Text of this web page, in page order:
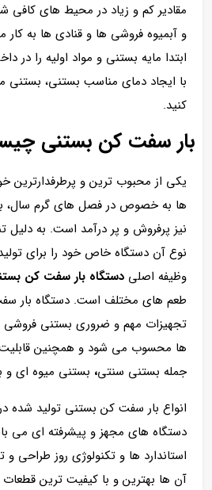
مقادیر کم و زیاد در محیط های کافی
و آبمیوه فروشی ها و قنادی ها به
ابتدا مایه بستنی و مواد اولیه را
با ایجاد دمای مناسب بستنی، بستنی
کنید.
بار سفت کن بستنی
یکی از محبوب ترین و پرطرفدارترین
ها به خصوص در فصل های گرم سال،
نیز پرفروش و پر درآمد است. به دلیل
نوع آن دستگاه خاص خود را برای
وظیفه اصلی دستگاه بار سفت کن
طعم های مختلف است. دستگاه بار
تجهیزات مهم و ضروری بستنی
ها محسوب می شود و همچنین قابلیت
جمله بستنی سنتی، بستنی میوه ای و
انواع بار سفت کن بستنی تولید شده
دستگاه های مجهز و پیشرفته ای می
استاندارد ها و تکنولوژی روز طراحی
آن ها بهترین و با کیفیت ترین قطعات